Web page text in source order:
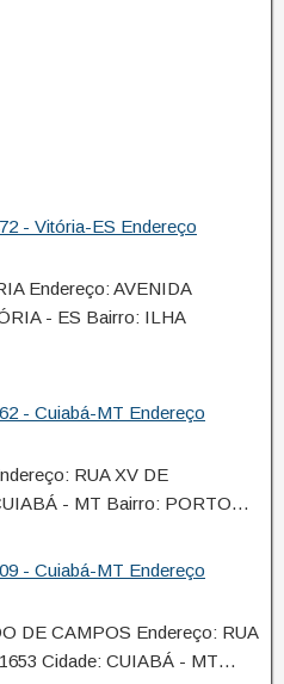
- Vitória-ES Endereço
Endereço: AVENIDA
- ES Bairro: ILHA
- Cuiabá-MT Endereço
RUA XV DE
- MT Bairro: PORTO…
- Cuiabá-MT Endereço
DE CAMPOS Endereço: RUA
Cidade: CUIABÁ - MT…